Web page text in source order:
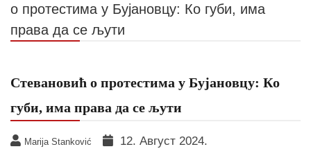
о протестима у Бујановцу: Ко губи, има
права да се љути
Стевановић о протестима у Бујановцу: Ко
губи, има права да се љути
Marija Stanković 12. Август 2024.